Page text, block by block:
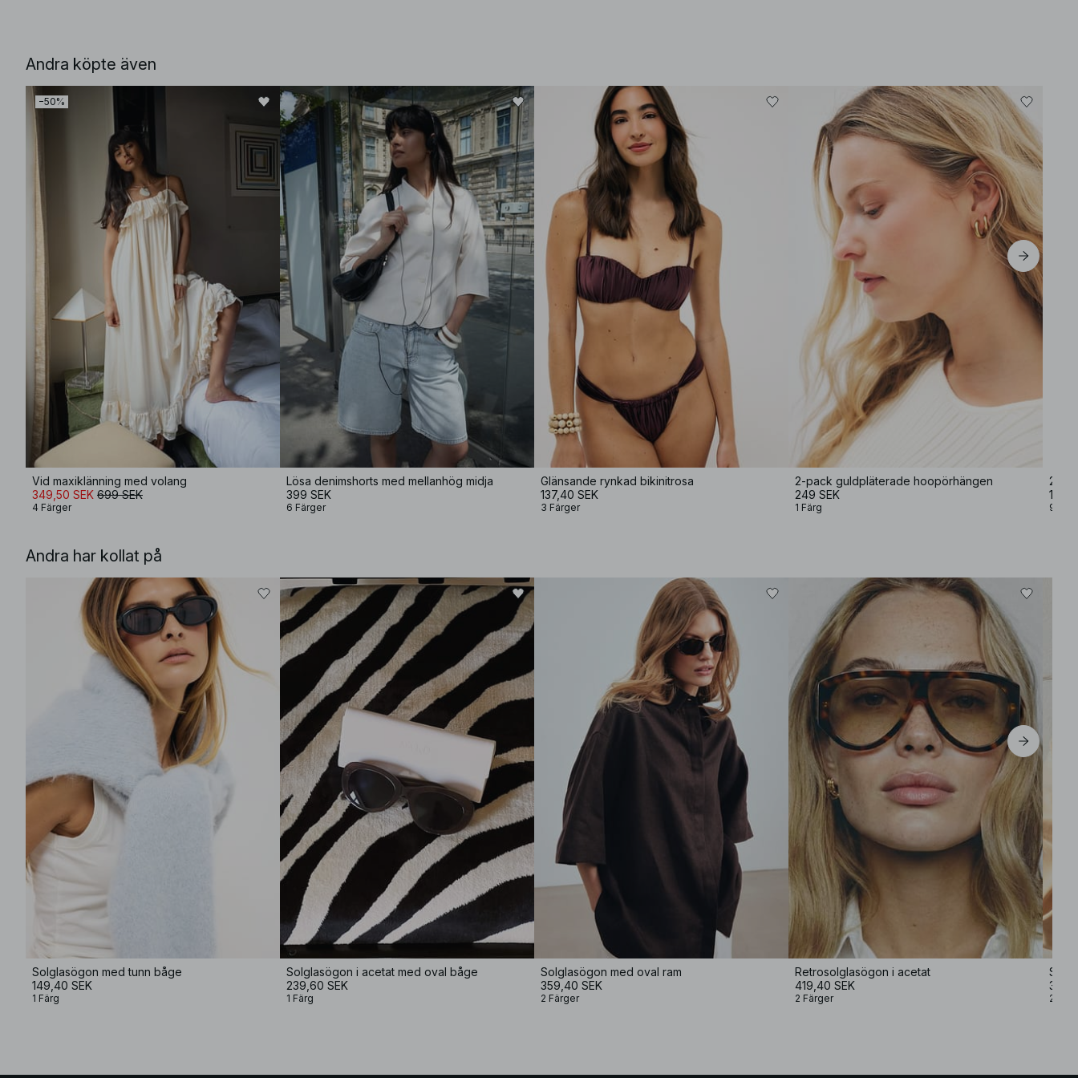
Andra köpte även
−50%
Vid maxiklänning med volang
349,50 SEK 699 SEK
4 Färger
Lösa denimshorts med mellanhög midja
399 SEK
6 Färger
Glänsande rynkad bikinitrosa
137,40 SEK
3 Färger
2-pack guldpläterade hoopörhängen
249 SEK
1 Färg
2-
149
9
Andra har kollat på
Solglasögon med tunn båge
149,40 SEK
1 Färg
Solglasögon i acetat med oval båge
239,60 SEK
1 Färg
Solglasögon med oval ram
359,40 SEK
2 Färger
Retrosolglasögon i acetat
419,40 SEK
2 Färger 2